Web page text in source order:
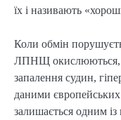
їх і називають
Коли обмін
ЛПНЩ окислюються,
запалення судин,
даними європейських
залишається одним